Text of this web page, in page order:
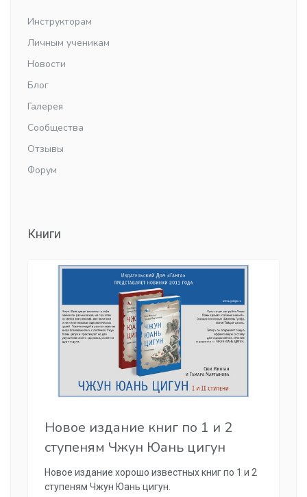
Инструкторам
Личным ученикам
Новости
Блог
Галерея
Сообщества
Отзывы
Форум
Книги
Новое издание книг по 1 и 2
ступеням Чжун Юань цигун
Новое издание хорошо известных книг по 1 и 2
ступеням Чжун Юань цигун.